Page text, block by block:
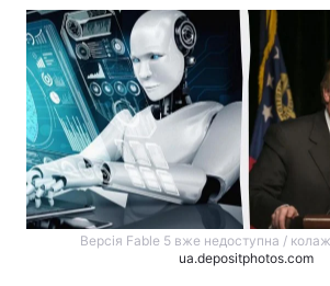
Версія Fable 5 вже недоступна /
ua.depositphotos.com